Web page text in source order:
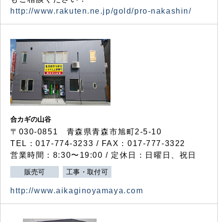
http://www.rakuten.ne.jp/gold/pro-nakashin/
合カギの山谷
〒030-0851 青森県青森市旭町2-5-10
TEL：017-774-3233 / FAX：017-777-3322
営業時間：8:30〜19:00 / 定休日：日曜日、祝日
販売可 工事・取付可
http://www.aikaginoyamaya.com